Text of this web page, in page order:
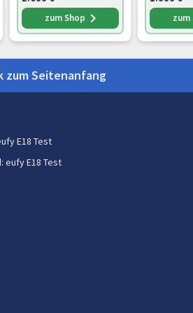
Akku
1,83 h
zum Shop
zum Seitenanfang
E18 Test
: eufy E18 Test